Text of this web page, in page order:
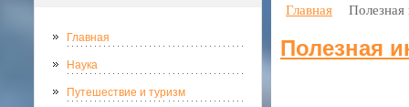
Главная
Наука
Путешествие и туризм
Главная
Полезная